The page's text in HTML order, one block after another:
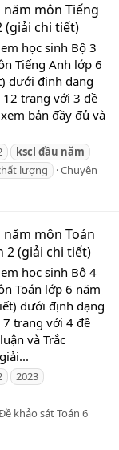
môn Tiếng
(giải chi tiết)
học sinh Bộ 3
Tiếng Anh lớp 6
dưới định dạng
12 trang với 3 đề
bản đầy đủ và
kscl đầu năm
lượng
Chuyên
môn Toán
2 (giải chi tiết)
học sinh Bộ 4
Toán lớp 6 năm
dưới định dạng
7 trang với 4 đề
và Trắc
2023
khảo sát Toán 6